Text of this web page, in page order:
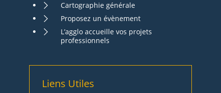
Cartographie générale
Proposez un évènement
L’agglo accueille vos projets
professionnels
Liens Utiles